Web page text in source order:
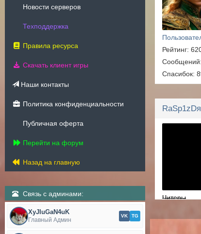
Новости серверов
Техподдержка
Правила ресурса
Скачать клиент игры
Наши контакты
Политика конфиденциальности
Публичная оферта
Перейти на форум
Назад на главную
Связь с админами:
XyJIuGaN4uK
Главный Админ
VK TG
Рейтинг:
Спасибок:
Читеры